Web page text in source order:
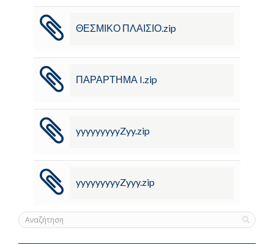
ΘΕΣΜΙΚΟ ΠΛΑΙΣΙΟ.zip
ΠΑΡΑΡΤΗΜΑ I.zip
yyyyyyyyyZyy.zip
yyyyyyyyyZyyy.zip